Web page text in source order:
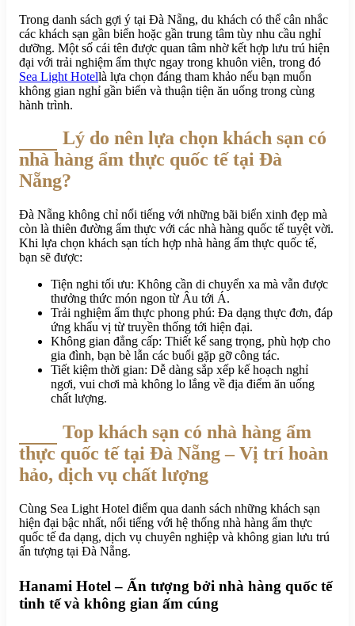
Trong danh sách gợi ý tại Đà Nẵng, du khách có thể cân nhắc
các khách sạn gần biển hoặc gần trung tâm tùy nhu cầu nghỉ
dưỡng. Một số cái tên được quan tâm nhờ kết hợp lưu trú hiện
đại với trải nghiệm ẩm thực ngay trong khuôn viên, trong đó
Sea Light Hotellà lựa chọn đáng tham khảo nếu bạn muốn
không gian nghỉ gần biển và thuận tiện ăn uống trong cùng
hành trình.
Lý do nên lựa chọn khách sạn có
nhà hàng ẩm thực quốc tế tại Đà
Nẵng?
Đà Nẵng không chỉ nổi tiếng với những bãi biển xinh đẹp mà
còn là thiên đường ẩm thực với các nhà hàng quốc tế tuyệt vời.
Khi lựa chọn khách sạn tích hợp nhà hàng ẩm thực quốc tế,
bạn sẽ được:
Tiện nghi tối ưu: Không cần di chuyển xa mà vẫn được
thưởng thức món ngon từ Âu tới Á.
Trải nghiệm ẩm thực phong phú: Đa dạng thực đơn, đáp
ứng khẩu vị từ truyền thống tới hiện đại.
Không gian đẳng cấp: Thiết kế sang trọng, phù hợp cho
gia đình, bạn bè lẫn các buổi gặp gỡ công tác.
Tiết kiệm thời gian: Dễ dàng sắp xếp kế hoạch nghỉ
ngơi, vui chơi mà không lo lắng về địa điểm ăn uống
chất lượng.
Top khách sạn có nhà hàng ẩm
thực quốc tế tại Đà Nẵng – Vị trí hoàn
hảo, dịch vụ chất lượng
Cùng Sea Light Hotel điểm qua danh sách những khách sạn
hiện đại bậc nhất, nổi tiếng với hệ thống nhà hàng ẩm thực
quốc tế đa dạng, dịch vụ chuyên nghiệp và không gian lưu trú
ấn tượng tại Đà Nẵng.
Hanami Hotel – Ấn tượng bởi nhà hàng quốc tế
tinh tế và không gian ấm cúng